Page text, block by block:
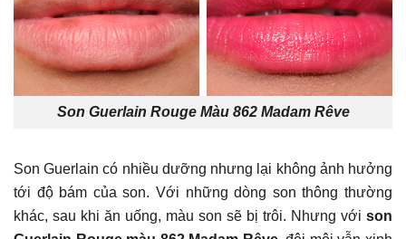
Son Guerlain Rouge Màu 862 Madam Rêve
Son Guerlain có nhiều dưỡng nhưng lại không ảnh hưởng
tới độ bám của son. Với những dòng son thông thường
khác, sau khi ăn uống, màu son sẽ bị trôi. Nhưng với son